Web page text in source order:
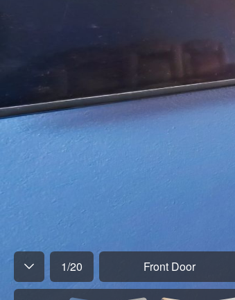
1/20 Front Door